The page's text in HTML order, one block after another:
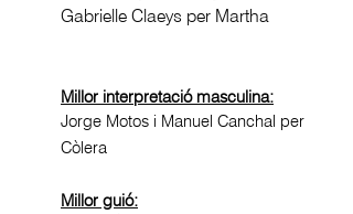
Gabrielle Claeys per Martha
Millor interpretació masculina:
Jorge Motos i Manuel Canchal per
Còlera
Millor guió: